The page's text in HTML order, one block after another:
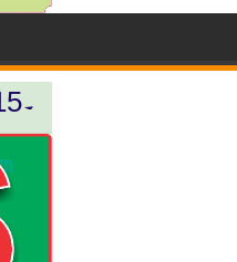
۔15 ڈالرز كا منافع كمائیں ہر ٹریڈ پر